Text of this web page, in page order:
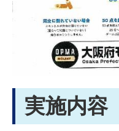
実施内容